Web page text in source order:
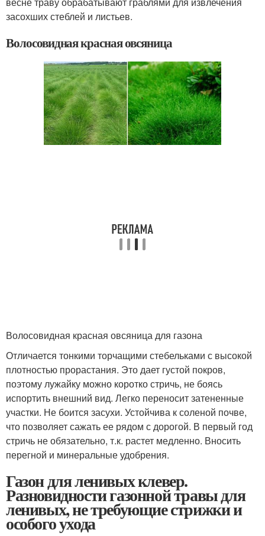
засохших стеблей и листьев.
Волосовидная красная овсяница
Волосовидная красная овсяница для газона
Отличается тонкими торчащими стебельками с высокой
плотностью прорастания. Это дает густой покров,
поэтому лужайку можно коротко стричь, не боясь
испортить внешний вид. Легко переносит затененные
участки. Не боится засухи. Устойчива к соленой почве,
что позволяет сажать ее рядом с дорогой. В первый год
стричь не обязательно, т.к. растет медленно. Вносить
перегной и минеральные удобрения.
Газон для ленивых клевер.
Разновидности газонной травы для
ленивых, не требующие стрижки и
особого ухода